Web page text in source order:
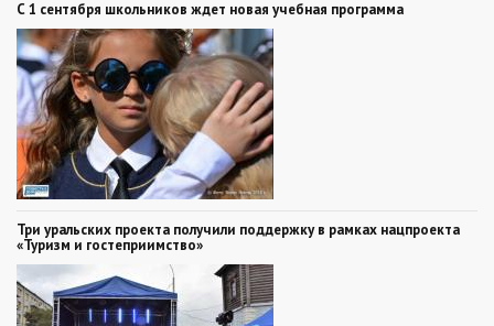
С 1 сентября школьников ждет новая учебная программа
Три уральских проекта получили поддержку в рамках нацпроекта
«Туризм и гостеприимство»